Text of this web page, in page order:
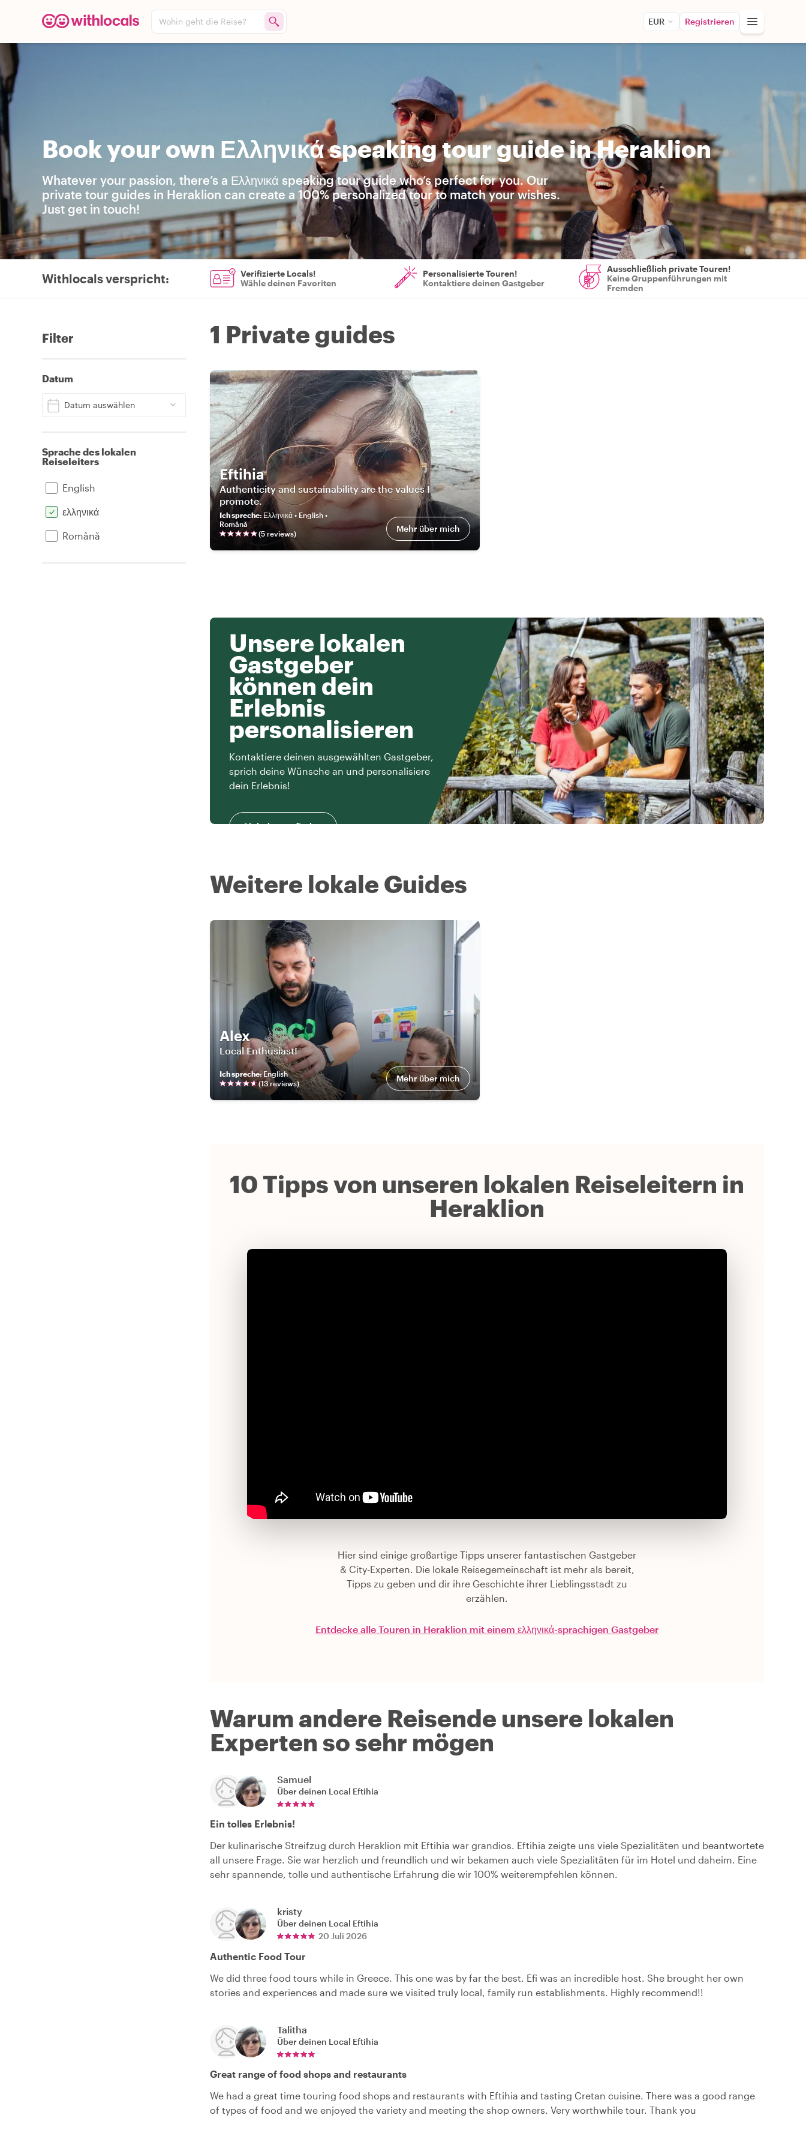
Wohin geht die Reise? EUR Registrieren
Book your own Ελληνικά speaking tour guide in Heraklion
Whatever your passion, there’s a Ελληνικά speaking tour guide who’s perfect for you. Our
private tour guides in Heraklion can create a 100% personalized tour to match your wishes.
Just get in touch!
Withlocals verspricht:
Verifizierte Locals!
Wähle deinen Favoriten
Personalisierte Touren!
Kontaktiere deinen Gastgeber
Ausschließlich private Touren!
Keine Gruppenführungen mit
Fremden
Filter
Datum
Datum auswählen
Sprache des lokalen
Reiseleiters
English
ελληνικά
Română
1 Private guides
Eftihia
Authenticity and sustainability are the values I
promote.
Ich spreche: Ελληνικά • English •
Română
(5 reviews) Mehr über mich
Unsere lokalen
Gastgeber
können dein
Erlebnis
personalisieren
Kontaktiere deinen ausgewählten Gastgeber,
sprich deine Wünsche an und personalisiere
dein Erlebnis!
Mehr herausfinden
Weitere lokale Guides
Alex
Local Enthusiast!
Ich spreche:English
(13reviews) Mehr über mich
10 Tipps von unseren lokalen Reiseleitern in
Heraklion
Hier sind einige großartige Tipps unserer fantastischen Gastgeber
& City-Experten. Die lokale Reisegemeinschaft ist mehr als bereit,
Tipps zu geben und dir ihre Geschichte ihrer Lieblingsstadt zu
erzählen.
Entdecke alle Touren in Heraklion mit einem ελληνικά-sprachigen Gastgeber
Warum andere Reisende unsere lokalen
Experten so sehr mögen
Samuel
Über deinen Local Eftihia
Ein tolles Erlebnis!
Der kulinarische Streifzug durch Heraklion mit Eftihia war grandios. Eftihia zeigte uns viele Spezialitäten und beantwortete
all unsere Frage. Sie war herzlich und freundlich und wir bekamen auch viele Spezialitäten für im Hotel und daheim. Eine
sehr spannende, tolle und authentische Erfahrung die wir 100% weiterempfehlen können.
kristy
Über deinen Local Eftihia
20 Juli 2026
Authentic Food Tour
We did three food tours while in Greece. This one was by far the best. Efi was an incredible host. She brought her own
stories and experiences and made sure we visited truly local, family run establishments. Highly recommend!!
Talitha
Über deinen Local Eftihia
Great range of food shops and restaurants
We had a great time touring food shops and restaurants with Eftihia and tasting Cretan cuisine. There was a good range
of types of food and we enjoyed the variety and meeting the shop owners. Very worthwhile tour. Thank you